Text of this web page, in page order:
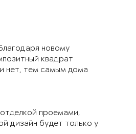
новому
квадрат
нет, тем самым дома
проемами,
дизайн будет только у